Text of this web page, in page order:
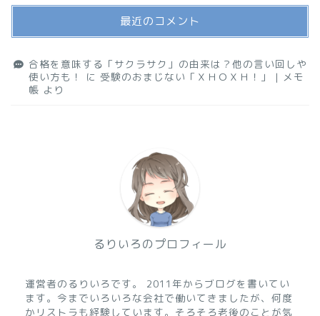
最近のコメント
合格を意味する「サクラサク」の由来は？他の言い回しや
使い方も！
に 受験のおまじない「ＸＨＯＸＨ！」 | メモ
帳 より
るりいろのプロフィール
運営者のるりいろです。 2011年からブログを書いてい
ます。今までいろいろな会社で働いてきましたが、何度
かリストラも経験しています。そろそろ老後のことが気